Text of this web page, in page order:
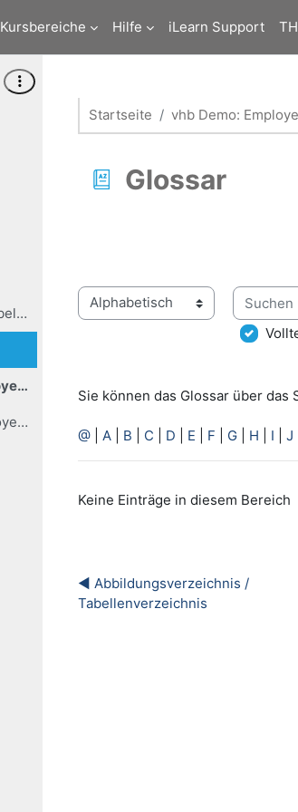
Kursbereiche Hilfe iLearn Support
Abbildungsverzeichnis / Tabellenverzeichnis
3 Begriffserklärung Employer Branding
3 Begriffserklärung Employer Branding
Startseite vhb Demo:
Glossar
Sie können das Glossar über
Suchen
Sie können das Glossar über
@ A B C D E F G H I J
Keine Einträge in diesem Bereich
◀︎ Abbildungsverzeichnis /
Tabellenverzeichnis